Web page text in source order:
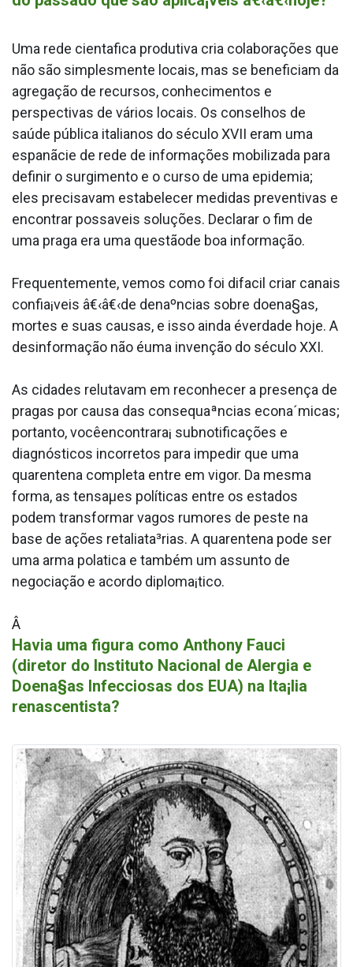
Uma rede cienta­fica produtiva cria colaborações que
não são simplesmente locais, mas se beneficiam da
agregação de recursos, conhecimentos e
perspectivas de vários locais. Os conselhos de
saúde pública italianos do século XVII eram uma
espanãcie de rede de informações mobilizada para
definir o surgimento e o curso de uma epidemia;
eles precisavam estabelecer medidas preventivas e
encontrar possa­veis soluções. Declarar o fim de
uma praga era uma questãode boa informação.
Frequentemente, vemos como foi difa­cil criar canais
confia¡veis â€‹â€‹de denaºncias sobre doena§as,
mortes e suas causas, e isso ainda éverdade hoje. A
desinformação não éuma invenção do século XXI.
As cidades relutavam em reconhecer a presença de
pragas por causa das consequaªncias econa´micas;
portanto, vocêencontrara¡ subnotificações e
diagnósticos incorretos para impedir que uma
quarentena completa entre em vigor. Da mesma
forma, as tensaµes políticas entre os estados
podem transformar vagos rumores de peste na
base de ações retaliata³rias. A quarentena pode ser
uma arma pola­tica e também um assunto de
negociação e acordo diploma¡tico.
Â
Havia uma figura como Anthony Fauci
(diretor do Instituto Nacional de Alergia e
Doena§as Infecciosas dos EUA) na Ita¡lia
renascentista?